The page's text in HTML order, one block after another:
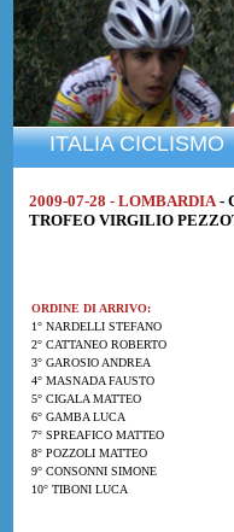
ITALIA CICLISMO
2009-07-28 - LOMBARDIA -
TROFEO VIRGILIO
ORDINE DI ARRIVO:
1° NARDELLI STEFANO
2° CATTANEO ROBERTO
3° GAROSIO ANDREA
4° MASNADA FAUSTO
5° CIGALA MATTEO
6° GAMBA LUCA
7° SPREAFICO MATTEO
8° POZZOLI MATTEO
9° CONSONNI SIMONE
10° TIBONI LUCA